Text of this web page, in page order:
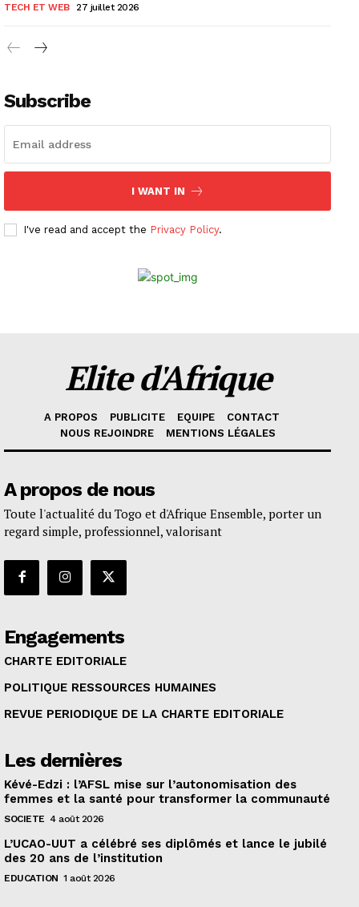
TECH ET WEB 27 juillet 2026
Subscribe
I WANT IN
I've read and accept the Privacy Policy.
Elite d'Afrique
A PROPOS PUBLICITE EQUIPE
CONTACT
NOUS REJOINDRE
MENTIONS LÉGALES
A propos de nous
Toute l'actualité du Togo et d'Afrique Ensemble, porter un
regard simple, professionnel, valorisant
Engagements
CHARTE EDITORIALE
POLITIQUE RESSOURCES HUMAINES
REVUE PERIODIQUE DE LA CHARTE EDITORIALE
Les dernières
Kévé-Edzi : l’AFSL mise sur l’autonomisation des
femmes et la santé pour transformer la communauté
SOCIETE 4 août 2026
L’UCAO-UUT a célébré ses diplômés et lance le jubilé
des 20 ans de l’institution
EDUCATION 1 août 2026